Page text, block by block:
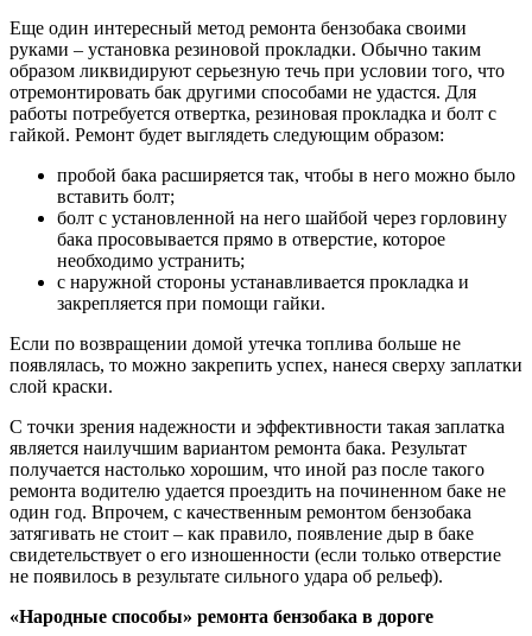
Еще один интересный метод ремонта бензобака своими
руками – установка резиновой прокладки. Обычно таким
образом ликвидируют серьезную течь при условии того, что
отремонтировать бак другими способами не удастся. Для
работы потребуется отвертка, резиновая прокладка и болт с
гайкой. Ремонт будет выглядеть следующим образом:
пробой бака расширяется так, чтобы в него можно было
вставить болт;
болт с установленной на него шайбой через горловину
бака просовывается прямо в отверстие, которое
необходимо устранить;
с наружной стороны устанавливается прокладка и
закрепляется при помощи гайки.
Если по возвращении домой утечка топлива больше не
появлялась, то можно закрепить успех, нанеся сверху заплатки
слой краски.
С точки зрения надежности и эффективности такая заплатка
является наилучшим вариантом ремонта бака. Результат
получается настолько хорошим, что иной раз после такого
ремонта водителю удается проездить на починенном баке не
один год. Впрочем, с качественным ремонтом бензобака
затягивать не стоит – как правило, появление дыр в баке
свидетельствует о его изношенности (если только отверстие
не появилось в результате сильного удара об рельеф).
«Народные способы» ремонта бензобака в дороге